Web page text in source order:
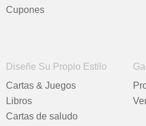
Cupones
Diseñe Su Propio Estilo
Cartas & Juegos
Libros
Cartas de saludo